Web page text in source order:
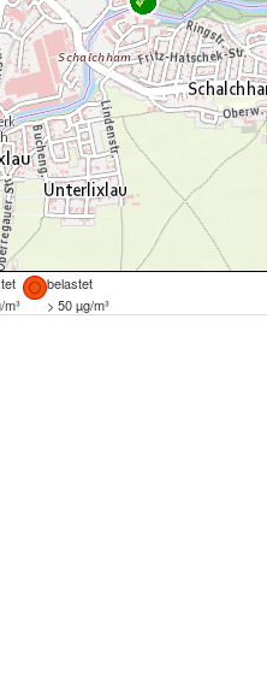
belastet
> 50 µg/m³